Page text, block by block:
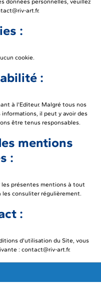
art.fr.
:
cookie.
:
à l'Editeur. Malgré tous nos
il peut y avoir des
être tenus responsables.
mentions
:
les présentes mentions à tout
consuliter régulièrement.
:
d'utilisation du Site, vous
: contact@riv-art.fr.